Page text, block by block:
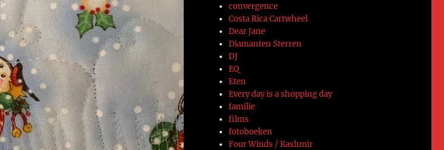
convergence
Costa Rica Cartwheel
Dear Jane
Diamanten Sterren
DJ
EQ
Eten
Every day is a shopping day
familie
films
fotoboeken
Four Winds / Kashmir